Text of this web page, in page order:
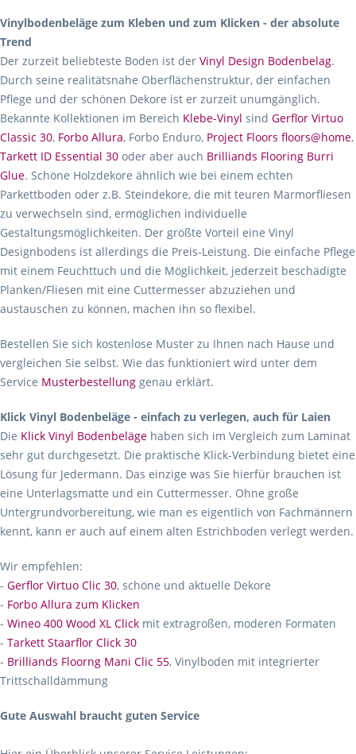
Vinylbodenbeläge zum Kleben und zum Klicken - der absolute
Trend
Der zurzeit beliebteste Boden ist der Vinyl Design Bodenbelag.
Durch seine realitätsnahe Oberflächenstruktur, der einfachen
Pflege und der schönen Dekore ist er zurzeit unumgänglich.
Bekannte Kollektionen im Bereich Klebe-Vinyl sind Gerflor Virtuo
Classic 30, Forbo Allura, Forbo Enduro, Project Floors floors@home,
Tarkett ID Essential 30 oder aber auch Brilliands Flooring Burri
Glue. Schöne Holzdekore ähnlich wie bei einem echten
Parkettboden oder z.B. Steindekore, die mit teuren Marmorfliesen
zu verwechseln sind, ermöglichen individuelle
Gestaltungsmöglichkeiten. Der größte Vorteil eine Vinyl
Designbodens ist allerdings die Preis-Leistung. Die einfache Pflege
mit einem Feuchttuch und die Möglichkeit, jederzeit beschädigte
Planken/Fliesen mit eine Cuttermesser abzuziehen und
austauschen zu können, machen ihn so flexibel.
Bestellen Sie sich kostenlose Muster zu Ihnen nach Hause und
vergleichen Sie selbst. Wie das funktioniert wird unter dem
Service Musterbestellung genau erklärt.
Klick Vinyl Bodenbeläge - einfach zu verlegen, auch für Laien
Die Klick Vinyl Bodenbeläge haben sich im Vergleich zum Laminat
sehr gut durchgesetzt. Die praktische Klick-Verbindung bietet eine
Lösung für Jedermann. Das einzige was Sie hierfür brauchen ist
eine Unterlagsmatte und ein Cuttermesser. Ohne große
Untergrundvorbereitung, wie man es eigentlich von Fachmännern
kennt, kann er auch auf einem alten Estrichboden verlegt werden.
Wir empfehlen:
- Gerflor Virtuo Clic 30, schöne und aktuelle Dekore
- Forbo Allura zum Klicken
- Wineo 400 Wood XL Click mit extragroßen, moderen Formaten
- Tarkett Staarflor Click 30
- Brilliands Floorng Mani Clic 55, Vinylboden mit integrierter
Trittschalldämmung
Gute Auswahl braucht guten Service